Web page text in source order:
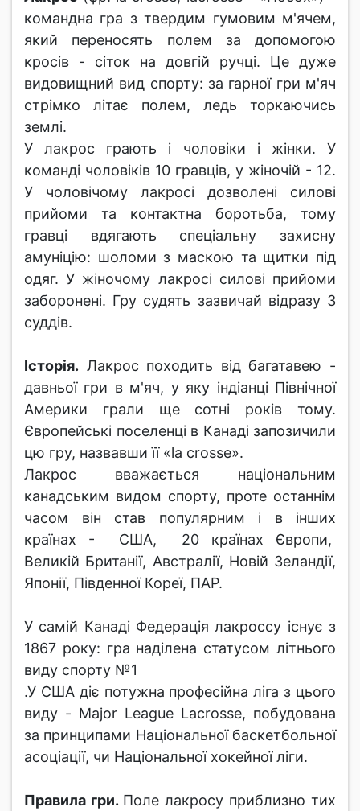
командна гра з твердим гумовим м'ячем,
який переносять полем за допомогою
кросів - сіток на довгій ручці. Це дуже
видовищний вид спорту: за гарної гри м'яч
стрімко літає полем, ледь торкаючись
землі.
У лакрос грають і чоловіки і жінки. У
команді чоловіків 10 гравців, у жіночій - 12.
У чоловічому лакросі дозволені силові
прийоми та контактна боротьба, тому
гравці вдягають спеціальну захисну
амуніцію: шоломи з маскою та щитки під
одяг. У жіночому лакросі силові прийоми
заборонені. Гру судять зазвичай відразу 3
суддів.
Історія. Лакрос походить від багатавею -
давньої гри в м'яч, у яку індіанці Північної
Америки грали ще сотні років тому.
Європейські поселенці в Канаді запозичили
цю гру, назвавши її «la crosse».
Лакрос вважається національним
канадським видом спорту, проте останнім
часом він став популярним і в інших
країнах - США, 20 країнах Європи,
Великій Британії, Австралії, Новій Зеландії,
Японії, Південної Кореї, ПАР.
У самій Канаді Федерація лакроссу існує з
1867 року: гра наділена статусом літнього
виду спорту №1
.У США діє потужна професійна ліга з цього
виду - Major League Lacrosse, побудована
за принципами Національної баскетбольної
асоціації, чи Національної хокейної ліги.
Правила гри. Поле лакросу приблизно тих